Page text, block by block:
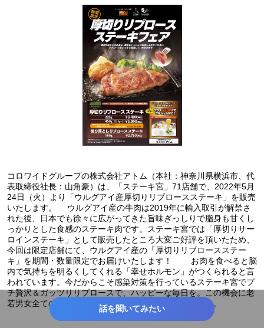
コロワイドグループの株式会社アトム（本社：神奈川県横浜市、代
表取締役社長：山角豪）は、「ステーキ宮」71店舗で、2022年5月
24日（火）より「ウルグアイ産厚切りリブロースステーキ」を販売
いたします。 ウルグアイ産の牛肉は2019年に輸入取引が解禁さ
れた後、日本でも徐々に広がってきた旨味ぎっしりで脂身も甘くし
っかりとした食感のステーキ肉です。ステーキ宮では「厚切りサー
ロインステーキ」として販売したところ大変ご好評を頂いたため、
今回は限定店舗にて、ウルグアイ産の「厚切りリブロースステー
キ」を期間・数量限定でお届けいたします！ お肉を食べると脳
内で気持ちを明るくしてくれる「幸せホルモン」がつくられると言
われています。今だからこそ感染対策を行っているステーキ宮でプ
チ贅沢＆ガッツリリブロースで、ハッピーな毎日を。この機会に老
若男女全ての皆様で、是非ステーキ宮へお越しください。
話を聞いてみたい